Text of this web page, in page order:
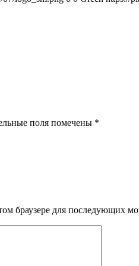
поля помечены *
браузере для последующих